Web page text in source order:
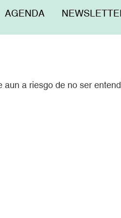
Menú
AGENDA
a riesgo de no ser